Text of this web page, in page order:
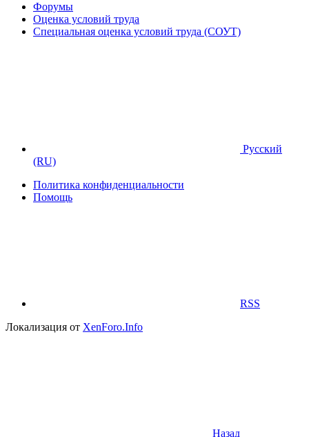
Форумы
Оценка условий труда
Специальная оценка условий труда (СОУТ)
Русский
(RU)
Политика конфиденциальности
Помощь
RSS
Локализация от XenForo.Info
Назад